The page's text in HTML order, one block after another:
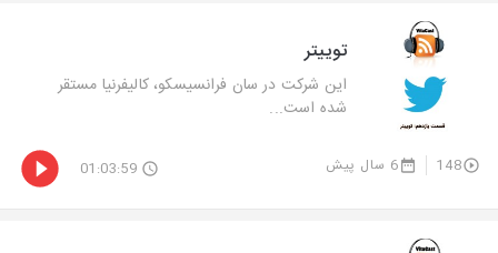
توییتر
این شرکت در سان فرانسیسکو، کالیفرنیا مستقر
شده است...
148 6 سال پیش 01:03:59